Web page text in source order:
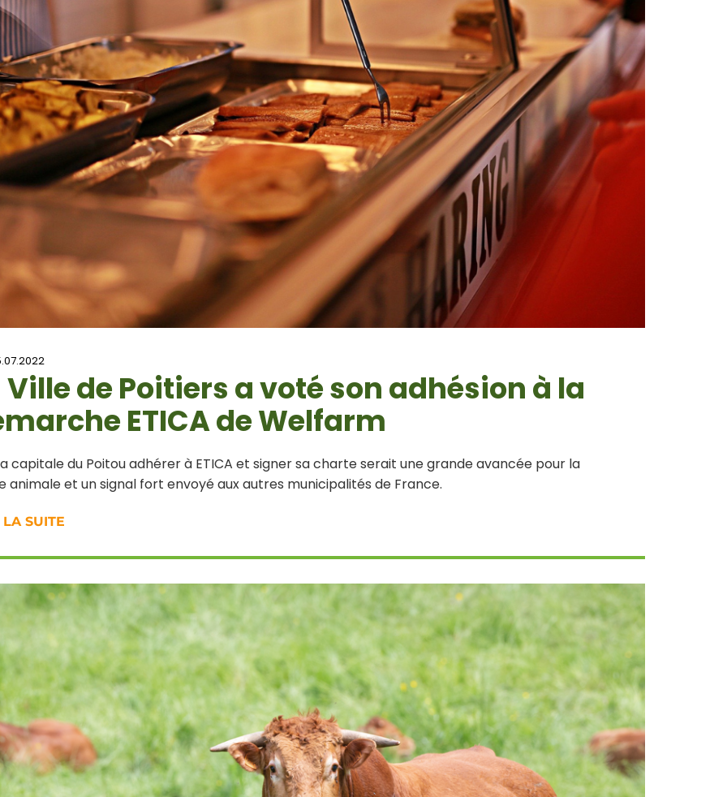
Ville de Poitiers a voté son adhésion à la
ETICA de Welfarm
capitale du Poitou adhérer à ETICA et signer sa charte serait une grande avancée pour la
animale et un signal fort envoyé aux autres municipalités de France.
SUITE